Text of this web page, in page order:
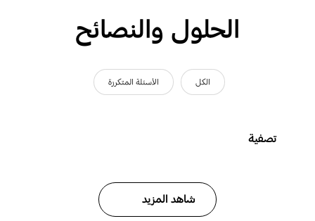
الحلول والنصائح
الكل الأسئلة المتكررة
تصفية
شاهد المزيد